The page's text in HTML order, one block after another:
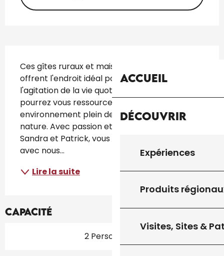
Accueil
Découvrir
Expériences
Produits
Visites, Sites &
Ces gîtes ruraux et maisons de vacances
offrent l'endroit idéal pour échapper à
l'agitation de la vie quotidienne. Ici, vous
pourrez vous ressourcer dans un
environnement plein de paix, d'espace et de
nature. Avec passion et enthousiasme nous,
Sandra et Patrick, vous invitons à découvrir
avec nous...
Lire la suite
Capacité
2 Personne(s)